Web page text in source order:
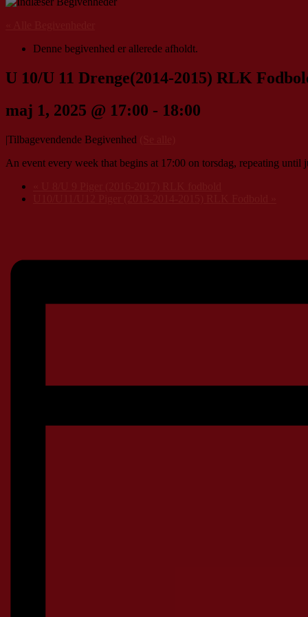
Denne begivenhed er allerede afholdt.
U 10/U 11 Drenge(2014-2015) RLK
maj 1, 2025 @ 17:00 - 18:00
|Tilbagevendende Begivenhed
An event every week that begins at 17:00 on torsdag, repeating until